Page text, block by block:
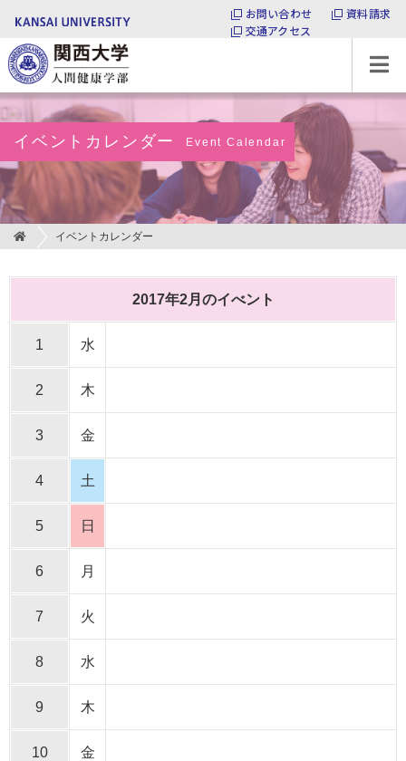
お問い合わせ
資料請求
交通アクセス
イベントカレンダー Event Calendar
イベントカレンダー
2017年2月のイべント
1 水
2 木
3 金
4 土
5 日
6 月
7 火
8 水
9 木
10 金